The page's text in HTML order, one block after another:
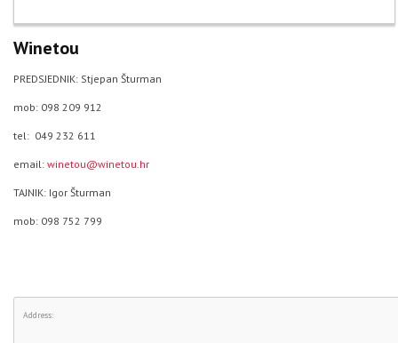
Winetou
PREDSJEDNIK: Stjepan Šturman
mob: 098 209 912
tel: 049 232 611
email: winetou@winetou.hr
TAJNIK: Igor Šturman
mob: 098 752 799
Address: